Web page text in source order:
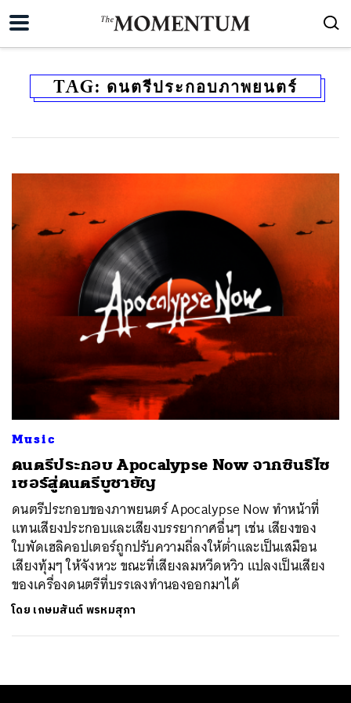
TAG: ดนตรีประกอบภาพยนตร์
Music
ดนตรีประกอบ Apocalypse Now จากซินธิไซ
เซอร์สู่ดนตรีบูชายัญ
ดนตรีประกอบของภาพยนตร์ Apocalypse Now ทำหน้าที่
แทนเสียงประกอบและเสียงบรรยากาศอื่นๆ เช่น เสียงของ
ใบพัดเฮลิคอปเตอร์ถูกปรับความถี่ลงให้ต่ำและเป็นเสมือน
เสียงทุ้มๆ ให้จังหวะ ขณะที่เสียงลมหวีดหวิว แปลงเป็นเสียง
ของเครื่องดนตรีที่บรรเลงทำนองออกมาได้
โดย เกษมสันต์ พรหมสุภา
SHARE TWEET LINE EMAIL